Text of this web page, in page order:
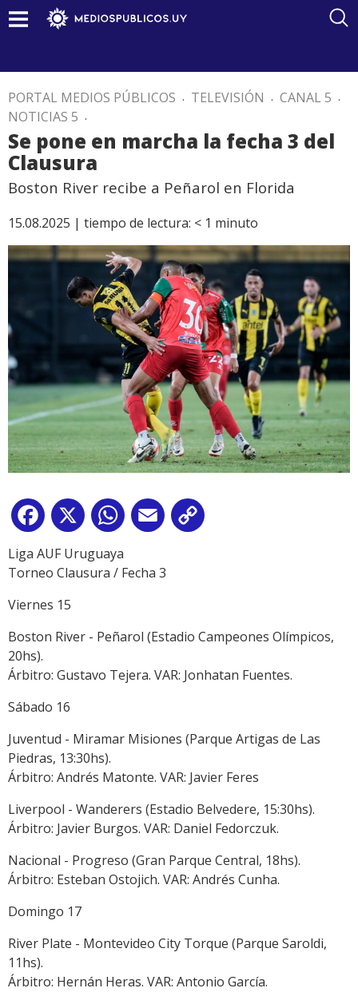
PORTAL MEDIOS PÚBLICOS . TELEVISIÓN . CANAL 5 .
NOTICIAS 5 .
Se pone en marcha la fecha 3 del
Clausura
Boston River recibe a Peñarol en Florida
15.08.2025 | tiempo de lectura: < 1 minuto
Facebook
X WhatsApp
Email
Liga AUF Uruguaya
Torneo Clausura / Fecha 3
Viernes 15
Boston River - Peñarol (Estadio Campeones Olímpicos,
20hs).
Árbitro: Gustavo Tejera. VAR: Jonhatan Fuentes.
Sábado 16
Juventud - Miramar Misiones (Parque Artigas de Las
Piedras, 13:30hs).
Árbitro: Andrés Matonte. VAR: Javier Feres
Liverpool - Wanderers (Estadio Belvedere, 15:30hs).
Árbitro: Javier Burgos. VAR: Daniel Fedorczuk.
Nacional - Progreso (Gran Parque Central, 18hs).
Árbitro: Esteban Ostojich. VAR: Andrés Cunha.
Domingo 17
River Plate - Montevideo City Torque (Parque Saroldi,
11hs).
Árbitro: Hernán Heras. VAR: Antonio García.